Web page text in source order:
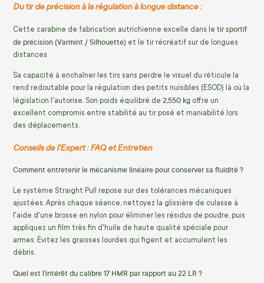
Du tir de précision à la régulation à longue distance :
Cette carabine de fabrication autrichienne excelle dans le tir sportif
de précision (Varmint / Silhouette) et le tir récréatif sur de longues
distances.
Sa capacité à enchaîner les tirs sans perdre le visuel du réticule la
rend redoutable pour la régulation des petits nuisibles (ESOD) là où la
législation l'autorise. Son poids équilibré de 2,550 kg offre un
excellent compromis entre stabilité au tir posé et maniabilité lors
des déplacements.
Conseils de l'Expert : FAQ et Entretien
Comment entretenir le mécanisme linéaire pour conserver sa fluidité ?
Le système Straight Pull repose sur des tolérances mécaniques
ajustées. Après chaque séance, nettoyez la glissière de culasse à
l'aide d'une brosse en nylon pour éliminer les résidus de poudre, puis
appliquez un film très fin d'huile de haute qualité spéciale pour
armes. Évitez les graisses lourdes qui figent et accumulent les
débris.
Quel est l'intérêt du calibre 17 HMR par rapport au 22 LR ?